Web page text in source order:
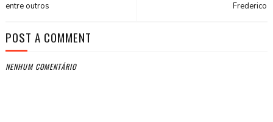
Frederico
entre outros
POST A COMMENT
NENHUM COMENTÁRIO